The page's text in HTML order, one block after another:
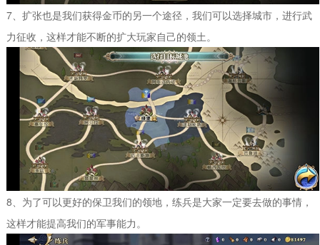
7、扩张也是我们获得金币的另一个途径，我们可以选择城市，进行武
力征收，这样才能不断的扩大玩家自己的领土。
8、为了可以更好的保卫我们的领地，练兵是大家一定要去做的事情，
这样才能提高我们的军事能力。